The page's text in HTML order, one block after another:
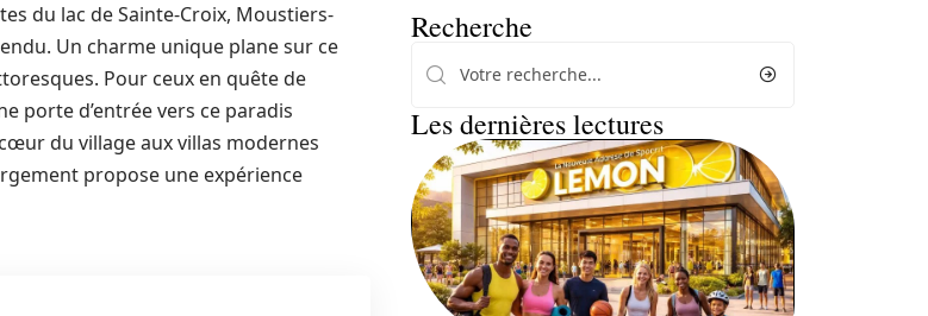
du lac de Sainte-Croix, Moustiers-
Un charme unique plane sur ce
Pour ceux en quête de
porte d’entrée vers ce paradis
du village aux villas modernes
propose une expérience
Recherche
Les dernières lectures